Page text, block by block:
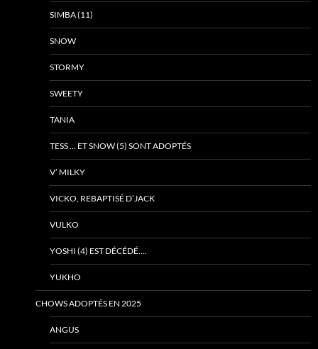
SIMBA (11)
SNOW
STORMY
SWEETY
TANIA
TESS … ET SNOW (5) SONT ADOPTÉS
V’ MILKY
VICKO, REBAPTISÉ D’JACK
VULKO
YOSHI (4) EST DÉCÉDÉ….
YUKHO
CHOWS ADOPTÉS EN 2025
ANGUS